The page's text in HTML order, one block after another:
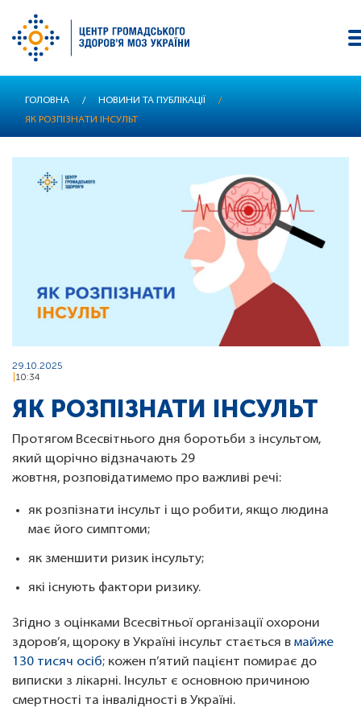
основного
ГОЛОВНА / НОВИНИ ТА ПУБЛІКАЦІЇ
/
ЯК РОЗПІЗНАТИ ІНСУЛЬТ
29.10.2025
10:34
ЯК РОЗПІЗНАТИ ІНСУЛЬТ
Протягом Всесвітнього дня боротьби з інсультом,
який щорічно відзначають 29
жовтня, розповідатимемо про важливі речі:
як розпізнати інсульт і що робити, якщо людина
має його симптоми;
як зменшити ризик інсульту;
які існують фактори ризику.
Згідно з оцінками Всесвітньої організації охорони
здоров’я, щороку в Україні інсульт стається в майже
130 тисяч осіб; кожен п’ятий пацієнт помирає до
виписки з лікарні. Інсульт є основною причиною
смертності та інвалідності в Україні.